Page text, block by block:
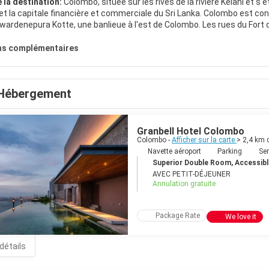
la capitale financière et commerciale du Sri Lanka. Colombo est
Kotte, une banlieue à l'est de Colombo. Les rues du
La ville offre un mélange fascinant de cultures et de religions.
de Wolvendaal, une église construite par les colons
est souvent négligée par les touristes qui viennent au pays
haut de gamme, une vie nocturne animée, des restaurants
complémentaires
Granbell Hotel Colombo
Colombo - Afficher sur la carte > 2,4 km
Navette aéroport
Parking
Superior Double Room,
AVEC PETIT-DÉJEUNER
Annulation gratuite
Package Rate We love it